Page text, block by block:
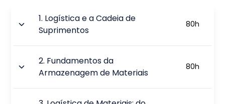
1. Logística e a Cadeia de
Suprimentos
80h
2. Fundamentos da
Armazenagem de Materiais
80h